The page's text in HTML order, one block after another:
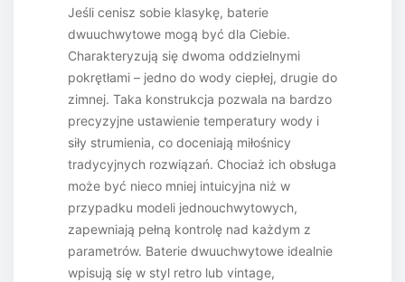
Jeśli cenisz sobie klasykę, baterie
dwuuchwytowe mogą być dla Ciebie.
Charakteryzują się dwoma oddzielnymi
pokrętłami – jedno do wody ciepłej, drugie do
zimnej. Taka konstrukcja pozwala na bardzo
precyzyjne ustawienie temperatury wody i
siły strumienia, co doceniają miłośnicy
tradycyjnych rozwiązań. Chociaż ich obsługa
może być nieco mniej intuicyjna niż w
przypadku modeli jednouchwytowych,
zapewniają pełną kontrolę nad każdym z
parametrów. Baterie dwuuchwytowe idealnie
wpisują się w styl retro lub vintage,